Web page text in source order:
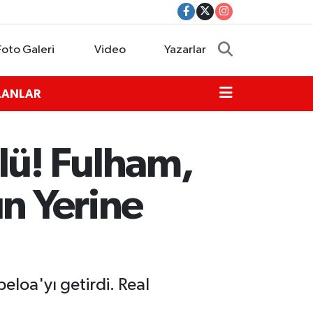
Galeri Video Yazarlar
Fulham,
Yerine
getirdi. Real